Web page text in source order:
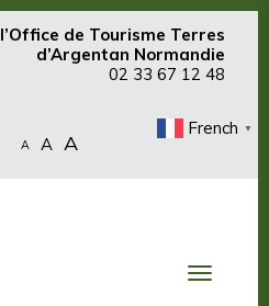
l’Office de Tourisme Terres
d’Argentan Normandie
02 33 67 12 48
A A A
French ▼
Toggle